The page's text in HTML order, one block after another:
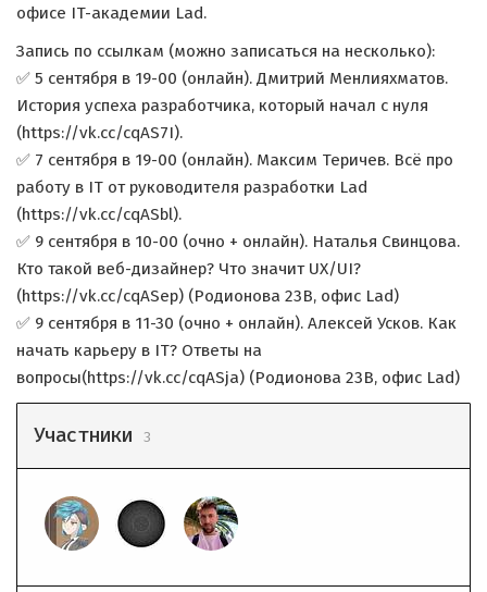
офисе IT-академии Lad.
Запись по ссылкам (можно записаться на несколько):
✅ 5 сентября в 19-00 (онлайн). Дмитрий Менлияхматов.
История успеха разработчика, который начал с нуля
(https://vk.cc/cqAS7I).
✅ 7 сентября в 19-00 (онлайн). Максим Теричев. Всё про
работу в IT от руководителя разработки Lad
(https://vk.cc/cqASbl).
✅ 9 сентября в 10-00 (очно + онлайн). Наталья Свинцова.
Кто такой веб-дизайнер? Что значит UX/UI?
(https://vk.cc/cqASep) (Родионова 23В, офис Lad)
✅ 9 сентября в 11-30 (очно + онлайн). Алексей Усков. Как
начать карьеру в IT? Ответы на
вопросы(https://vk.cc/cqASja) (Родионова 23В, офис Lad)
Участники 3